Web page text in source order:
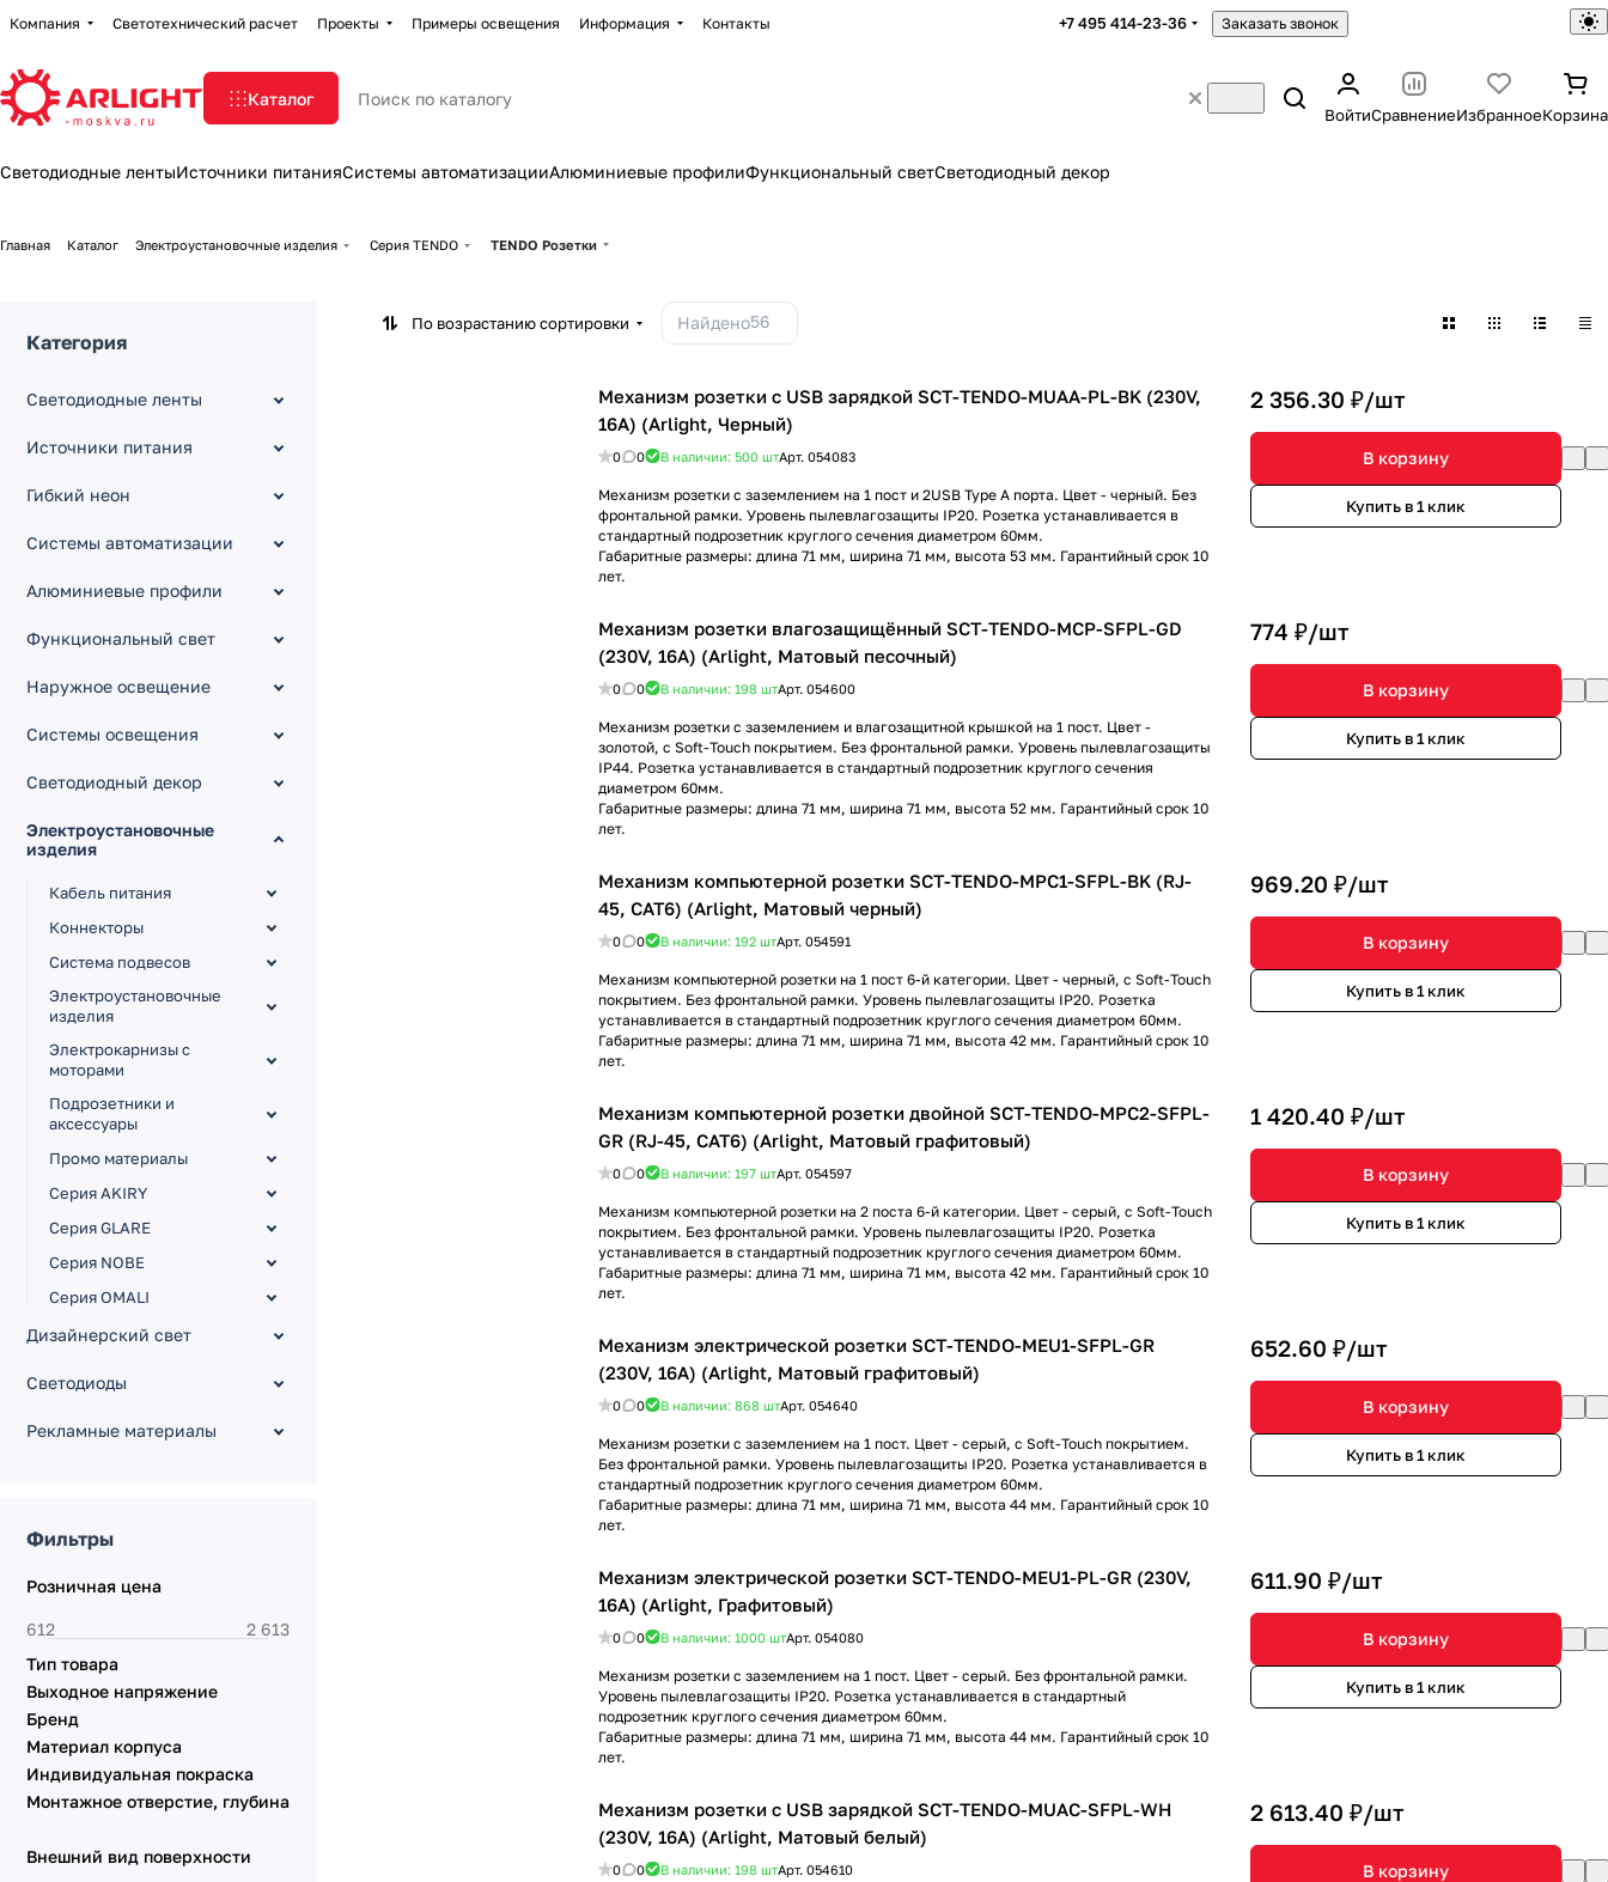
Компания Светотехнический расчет Проекты Примеры освещения Информация Контакты +7 495 414-23-36 Заказать звонок
Каталог
ВойтиСравнениеИзбранноеКорзина
Светодиодные лентыИсточники питанияСистемы автоматизацииАлюминиевые профилиФункциональный светСветодиодный декор
Главная Каталог Электроустановочные изделия Серия TENDO TENDO Розетки
По возрастанию сортировки Найдено56
Механизм розетки с USB зарядкой SCT-TENDO-MUAA-PL-BK (230V,
16A) (Arlight, Черный)
0 0 В наличии: 500 штАрт. 054083
Механизм розетки с заземлением на 1 пост и 2USB Type A порта. Цвет - черный. Без
фронтальной рамки. Уровень пылевлагозащиты IP20. Розетка устанавливается в
стандартный подрозетник круглого сечения диаметром 60мм.
Габаритные размеры: длина 71 мм, ширина 71 мм, высота 53 мм. Гарантийный срок 10
лет.
2 356.30 ₽/шт
В корзину
Купить в 1 клик
Механизм розетки влагозащищённый SCT-TENDO-MCP-SFPL-GD
(230V, 16A) (Arlight, Матовый песочный)
0 0 В наличии: 198 штАрт. 054600
Механизм розетки с заземлением и влагозащитной крышкой на 1 пост. Цвет -
золотой, с Soft-Touch покрытием. Без фронтальной рамки. Уровень пылевлагозащиты
IP44. Розетка устанавливается в стандартный подрозетник круглого сечения
диаметром 60мм.
Габаритные размеры: длина 71 мм, ширина 71 мм, высота 52 мм. Гарантийный срок 10
лет.
774 ₽/шт
В корзину
Купить в 1 клик
Механизм компьютерной розетки SCT-TENDO-MPC1-SFPL-BK (RJ-
45, CAT6) (Arlight, Матовый черный)
0 0 В наличии: 192 штАрт. 054591
Механизм компьютерной розетки на 1 пост 6-й категории. Цвет - черный, с Soft-Touch
покрытием. Без фронтальной рамки. Уровень пылевлагозащиты IP20. Розетка
устанавливается в стандартный подрозетник круглого сечения диаметром 60мм.
Габаритные размеры: длина 71 мм, ширина 71 мм, высота 42 мм. Гарантийный срок 10
лет.
969.20 ₽/шт
В корзину
Купить в 1 клик
Механизм компьютерной розетки двойной SCT-TENDO-MPC2-SFPL-
GR (RJ-45, CAT6) (Arlight, Матовый графитовый)
0 0 В наличии: 197 штАрт. 054597
Механизм компьютерной розетки на 2 поста 6-й категории. Цвет - серый, с Soft-Touch
покрытием. Без фронтальной рамки. Уровень пылевлагозащиты IP20. Розетка
устанавливается в стандартный подрозетник круглого сечения диаметром 60мм.
Габаритные размеры: длина 71 мм, ширина 71 мм, высота 42 мм. Гарантийный срок 10
лет.
1 420.40 ₽/шт
В корзину
Купить в 1 клик
Механизм электрической розетки SCT-TENDO-MEU1-SFPL-GR
(230V, 16A) (Arlight, Матовый графитовый)
0 0 В наличии: 868 штАрт. 054640
Механизм розетки с заземлением на 1 пост. Цвет - серый, с Soft-Touch покрытием.
Без фронтальной рамки. Уровень пылевлагозащиты IP20. Розетка устанавливается в
стандартный подрозетник круглого сечения диаметром 60мм.
Габаритные размеры: длина 71 мм, ширина 71 мм, высота 44 мм. Гарантийный срок 10
лет.
652.60 ₽/шт
В корзину
Купить в 1 клик
Механизм электрической розетки SCT-TENDO-MEU1-PL-GR (230V,
16A) (Arlight, Графитовый)
0 0 В наличии: 1000 штАрт. 054080
Механизм розетки с заземлением на 1 пост. Цвет - серый. Без фронтальной рамки.
Уровень пылевлагозащиты IP20. Розетка устанавливается в стандартный
подрозетник круглого сечения диаметром 60мм.
Габаритные размеры: длина 71 мм, ширина 71 мм, высота 44 мм. Гарантийный срок 10
лет.
611.90 ₽/шт
В корзину
Купить в 1 клик
Механизм розетки с USB зарядкой SCT-TENDO-MUAC-SFPL-WH
(230V, 16A) (Arlight, Матовый белый)
0 0 В наличии: 198 штАрт. 054610
2 613.40 ₽/шт
В корзину
Категория
Светодиодные ленты
Источники питания
Гибкий неон
Системы автоматизации
Алюминиевые профили
Функциональный свет
Наружное освещение
Системы освещения
Светодиодный декор
Электроустановочные
изделия
Кабель питания
Коннекторы
Система подвесов
Электроустановочные
изделия
Электрокарнизы с
моторами
Подрозетники и
аксессуары
Промо материалы
Серия AKIRY
Серия GLARE
Серия NOBE
Серия OMALI
Серия OMALI [Zigbee,
сенсор]
Серия PERIO
TENDO Розетки
Серия VERSA
Серия XSILO
Дизайнерский свет
Светодиоды
Рекламные материалы
Фильтры
Розничная цена
Тип товара
Выходное напряжение
Бренд
Материал корпуса
Индивидуальная покраска
Монтажное отверстие, глубина
Внешний вид поверхности